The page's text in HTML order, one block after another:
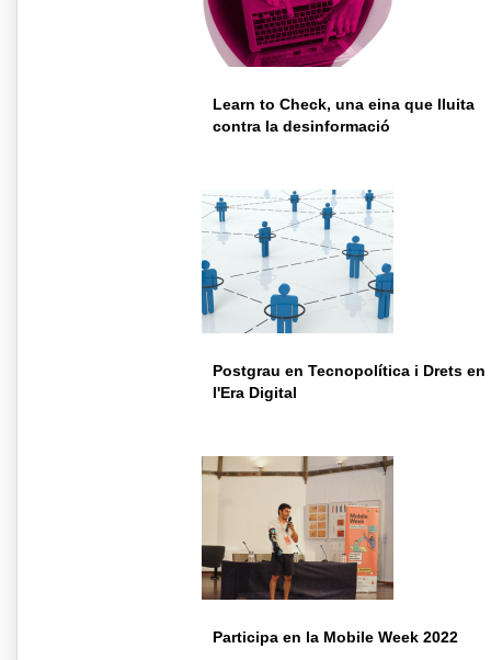
Learn to Check, una eina que lluita
contra la desinformació
Postgrau en Tecnopolítica i Drets en
l'Era Digital
Participa en la Mobile Week 2022